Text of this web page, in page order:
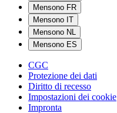
Mensono FR
Mensono IT
Mensono NL
Mensono ES
CGC
Protezione dei dati
Diritto di recesso
Impostazioni dei cookie
Impronta